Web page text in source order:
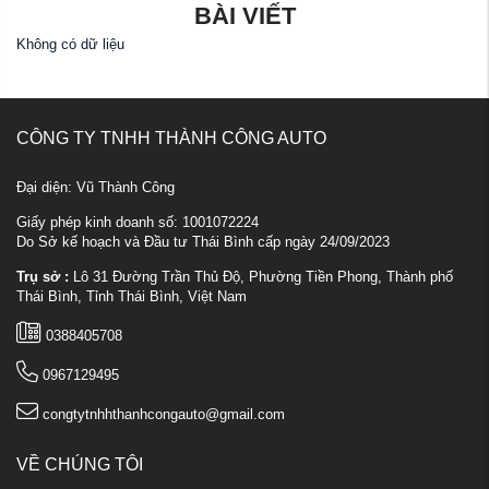
BÀI VIẾT
Không có dữ liệu
CÔNG TY TNHH THÀNH CÔNG AUTO
Đại diện: Vũ Thành Công
Giấy phép kinh doanh số: 1001072224
Do Sở kế hoạch và Đầu tư Thái Bình cấp ngày 24/09/2023
Trụ sở : Lô 31 Đường Trần Thủ Độ, Phường Tiền Phong, Thành phố
Thái Bình, Tỉnh Thái Bình, Việt Nam
0388405708
0967129495
congtytnhhthanhcongauto@gmail.com
VỀ CHÚNG TÔI